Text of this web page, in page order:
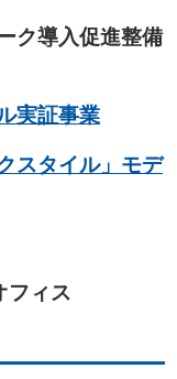
ク導入促進整備
実証事業
スタイル」モデ
フィス